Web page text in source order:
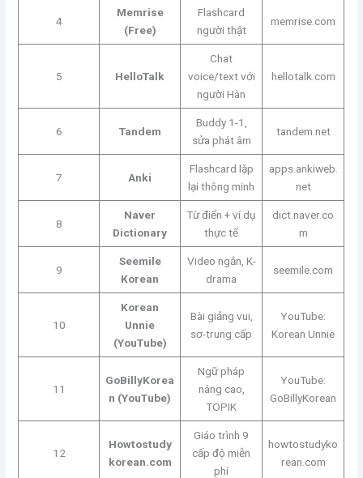
4
Memrise
(Free)
Flashcard
người thật
memrise.com
5 HelloTalk
Chat
voice/text với
người Hàn
hellotalk.com
6 Tandem
Buddy 1-1,
sửa phát âm
tandem.net
7 Anki
Flashcard lặp
lại thông minh
apps.ankiweb.
net
8
Naver
Dictionary
Từ điển + ví dụ
thực tế
dict.naver.co
m
9
Seemile
Korean
Video ngắn, K-
drama
seemile.com
10
Korean
Unnie
(YouTube)
Bài giảng vui,
sơ-trung cấp
YouTube:
Korean Unnie
11
GoBillyKorea
n (YouTube)
Ngữ pháp
nâng cao,
TOPIK
YouTube:
GoBillyKorean
12
Howtostudy
korean.com
Giáo trình 9
cấp độ miễn
phí
howtostudyko
rean.com